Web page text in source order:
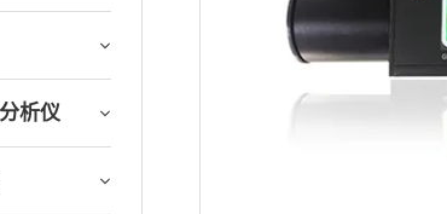
析仪